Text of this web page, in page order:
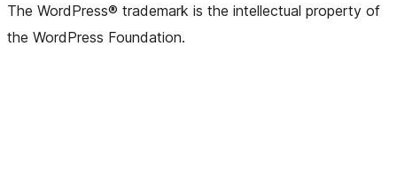
The WordPress® trademark is the intellectual property of
the WordPress Foundation.